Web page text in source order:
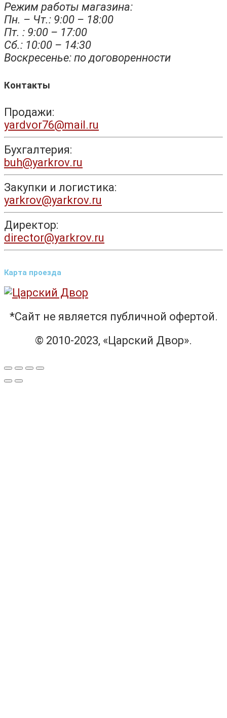
Режим работы магазина:
Пн. – Чт.: 9:00 – 18:00
Пт. : 9:00 – 17:00
Сб.: 10:00 – 14:30
Воскресенье: по договоренности
Контакты
Продажи:
yardvor76@mail.ru
Бухгалтерия:
buh@yarkrov.ru
Закупки и логистика:
yarkrov@yarkrov.ru
Директор:
director@yarkrov.ru
Карта проезда
*Сайт не является публичной офертой.
© 2010-2023, «Царский Двор».